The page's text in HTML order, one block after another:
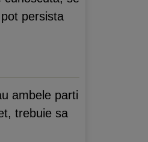
persista
ambele parti
trebuie sa